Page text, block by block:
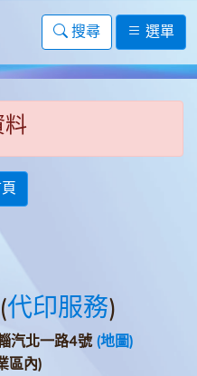
搜尋 選單
代印服務)
汽北一路4號 (地圖)
區內)